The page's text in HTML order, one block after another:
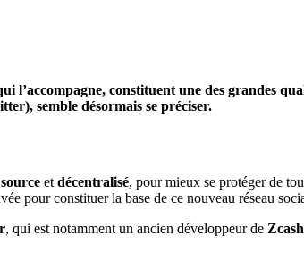
l’accompagne, constituent une des grandes
semble désormais se préciser.
et décentralisé, pour mieux se protéger de
pour constituer la base de ce nouveau réseau
, qui est notamment un ancien développeur de Zcash